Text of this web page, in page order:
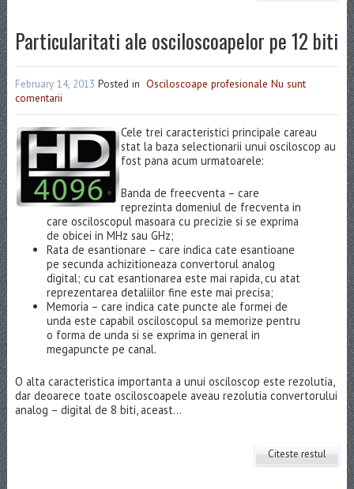
Particularitati ale osciloscoapelor pe 12 biti
February 14, 2013 Posted in Osciloscoape profesionale Nu sunt
comentarii
Cele trei caracteristici principale careau
stat la baza selectionarii unui osciloscop au
fost pana acum urmatoarele:
Banda de freecventa – care
reprezinta domeniul de frecventa in
care osciloscopul masoara cu precizie si se exprima
de obicei in MHz sau GHz;
Rata de esantionare – care indica cate esantioane
pe secunda achizitioneaza convertorul analog
digital; cu cat esantionarea este mai rapida, cu atat
reprezentarea detaliilor fine este mai precisa;
Memoria – care indica cate puncte ale formei de
unda este capabil osciloscopul sa memorize pentru
o forma de unda si se exprima in general in
megapuncte pe canal.
O alta caracteristica importanta a unui osciloscop este rezolutia,
dar deoarece toate osciloscoapele aveau rezolutia convertorului
analog – digital de 8 biti, aceast...
Citeste restul